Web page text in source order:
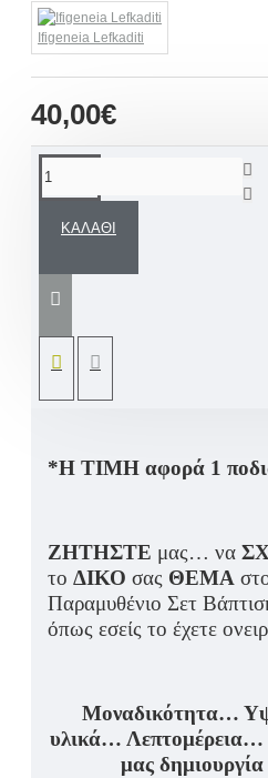
40,00€
Ifigeneia Lefkaditi
ΚΑΛΆΘΙ
στο χέρι βασισμένη σε
Σύννεφο» το οποίο
*Η ΤΙΜΗ αφορά 1
ΖΗΤΗΣΤΕ μας… να
το ΔΙΚΟ σας ΘΕΜΑ
Παραμυθένιο Σετ
όπως εσείς το έχετε
Μοναδικότητα…
υλικά… Λεπτομέρεια…
μας